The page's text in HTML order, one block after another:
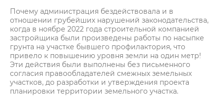
Почему администрация бездействовала и в
отношении грубейших нарушений законодательства,
когда в ноябре 2022 года строительной компанией
застройщика были произведены работы по насыпке
грунта на участке бывшего профилактория, что
привело к повышению уровня земли на один метр!
Эти действия были выполнены без письменного
согласия правообладателей смежных земельных
участков, до разработки и утверждения проекта
планировки территории земельного участка.